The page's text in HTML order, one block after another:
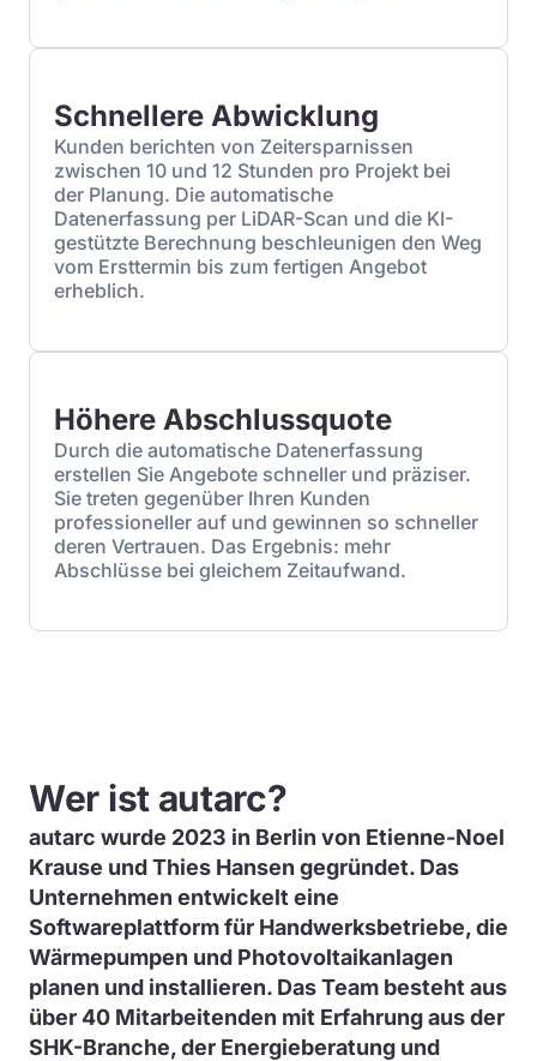
Schnellere Abwicklung
Kunden berichten von Zeitersparnissen
zwischen 10 und 12 Stunden pro Projekt bei
der Planung. Die automatische
Datenerfassung per LiDAR-Scan und die KI-
gestützte Berechnung beschleunigen den Weg
vom Ersttermin bis zum fertigen Angebot
erheblich.
Höhere Abschlussquote
Durch die automatische Datenerfassung
erstellen Sie Angebote schneller und präziser.
Sie treten gegenüber Ihren Kunden
professioneller auf und gewinnen so schneller
deren Vertrauen. Das Ergebnis: mehr
Abschlüsse bei gleichem Zeitaufwand.
Wer ist autarc?
autarc wurde 2023 in Berlin von Etienne-Noel
Krause und Thies Hansen gegründet. Das
Unternehmen entwickelt eine
Softwareplattform für Handwerksbetriebe, die
Wärmepumpen und Photovoltaikanlagen
planen und installieren. Das Team besteht aus
über 40 Mitarbeitenden mit Erfahrung aus der
SHK-Branche, der Energieberatung und